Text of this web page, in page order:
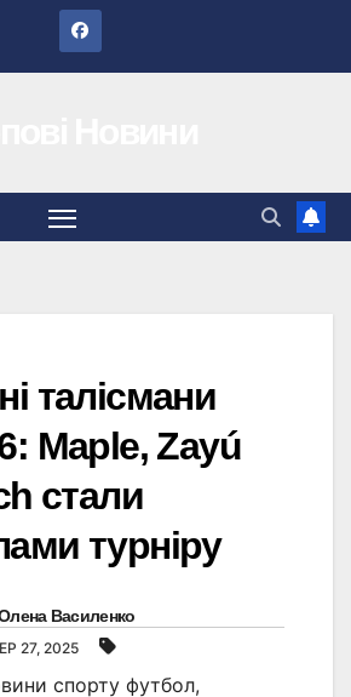
талісмани
Maple, Zayú
стали
турніру
Василенко
27, 2025
спорту футбол,